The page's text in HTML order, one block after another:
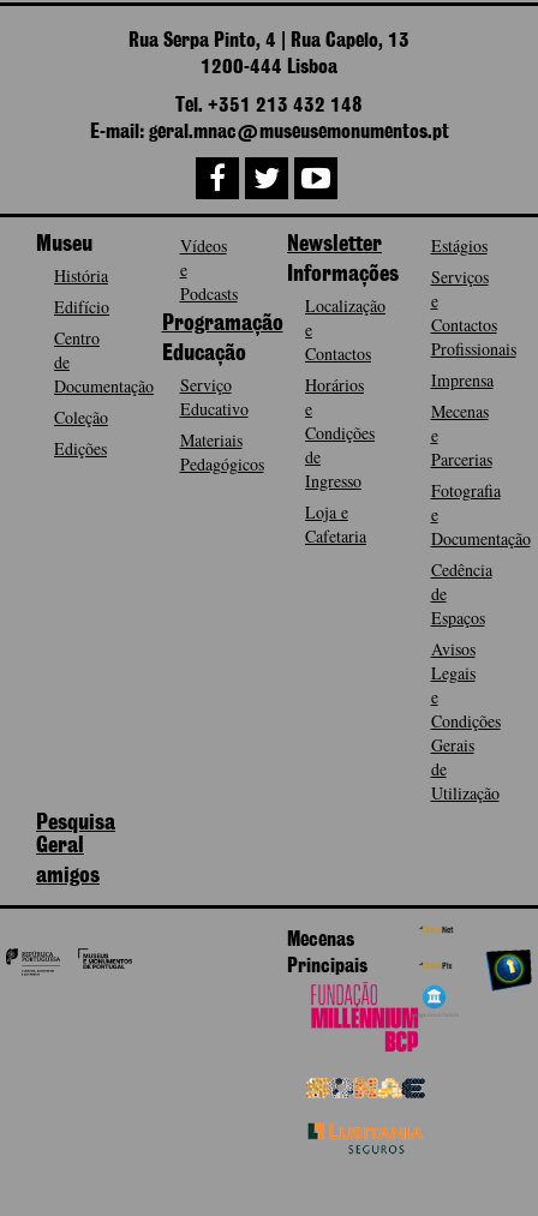
Rua Serpa Pinto, 4 | Rua Capelo, 13
1200-444 Lisboa
Tel. +351 213 432 148
E-mail: geral.mnac@museusemonumentos.pt
Museu
História
Edifício
Centro
de
Documentação
Coleção
Edições
Vídeos
e
Podcasts
Programação
Educação
Serviço
Educativo
Materiais
Pedagógicos
Newsletter
Informações
Localização
e
Contactos
Horários
e
Condições
de
Ingresso
Loja e
Cafetaria
Estágios
Serviços
e
Contactos
Profissionais
Imprensa
Mecenas
e
Parcerias
Fotografia
e
Documentação
Cedência
de
Espaços
Avisos
Legais
e
Condições
Gerais
de
Utilização
Pesquisa
Geral
amigos
Mecenas
Principais